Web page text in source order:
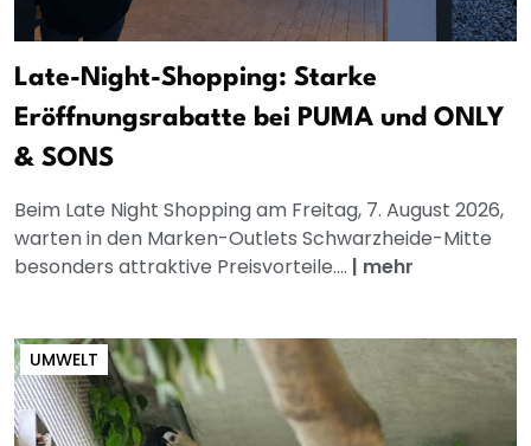
Late-Night-Shopping: Starke
Eröffnungsrabatte bei PUMA und ONLY
& SONS
Beim Late Night Shopping am Freitag, 7. August 2026,
warten in den Marken-Outlets Schwarzheide-Mitte
besonders attraktive Preisvorteile.... | mehr
UMWELT